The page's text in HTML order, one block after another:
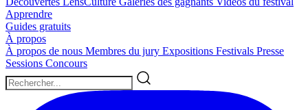
Apprendre
Guides gratuits
À propos
À propos de nous Membres du jury Expositions Festivals Presse
Sessions Concours